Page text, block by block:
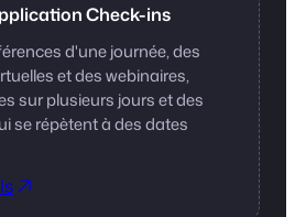
Check-ins
d'une journée, des
et des webinaires,
sur plusieurs jours et des
se répètent à des dates